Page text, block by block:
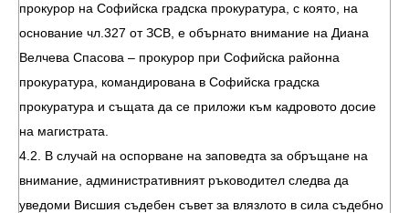
прокурор на Софийска градска прокуратура, с която, на
основание чл.327 от ЗСВ, е обърнато внимание на Диана
Велчева Спасова – прокурор при Софийска районна
прокуратура, командирована в Софийска градска
прокуратура и същата да се приложи към кадровото досие
на магистрата.
4.2. В случай на оспорване на заповедта за обръщане на
внимание, административният ръководител следва да
уведоми Висшия съдебен съвет за влязлото в сила съдебно